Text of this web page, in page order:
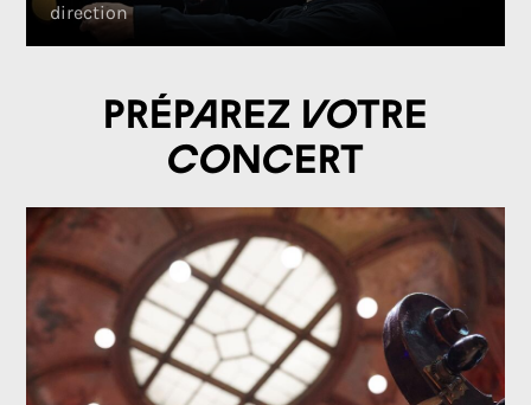
direction
Préparez votre
concert